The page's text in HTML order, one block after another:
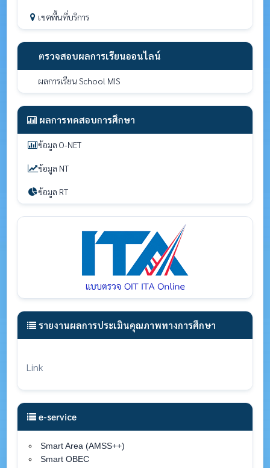
เขตพื้นที่บริการ
ตรวจสอบผลการเรียนออนไลน์
ผลการเรียน School MIS
ผลการทดสอบการศึกษา
ข้อมูล O-NET
ข้อมูล NT
ข้อมูล RT
รายงานผลการประเมินคุณภาพทางการศึกษา
Link
e-service
Smart Area (AMSS++)
Smart OBEC